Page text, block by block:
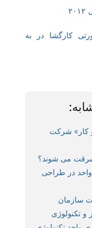
کارگشا در به
کار» شرکت
می شوند؟
واحد در طراحی
سازمان
و تکنولوژی